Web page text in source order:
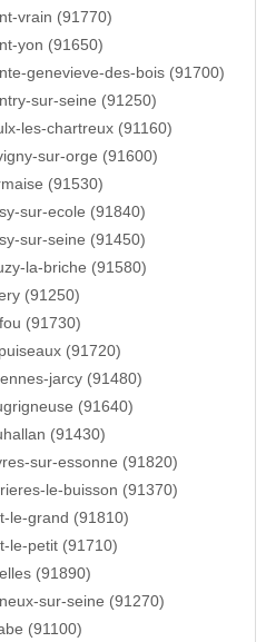
vrain (91770)
yon (91650)
genevieve-des-bois (91700)
sur-seine (91250)
les-chartreux (91160)
sur-orge (91600)
(91530)
sur-ecole (91840)
sur-seine (91450)
la-briche (91580)
(91250)
(91730)
(91720)
jarcy (91480)
(91640)
(91430)
sur-essonne (91820)
le-buisson (91370)
le-grand (91810)
le-petit (91710)
(91890)
sur-seine (91270)
(91100)